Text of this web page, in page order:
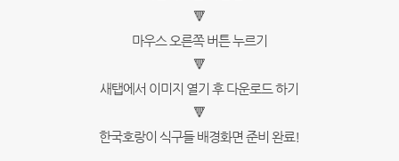
🔻
마우스 오른쪽 버튼 누르기
🔻
새탭에서 이미지 열기 후 다운로드 하기
🔻
한국호랑이 식구들 배경화면 준비 완료!